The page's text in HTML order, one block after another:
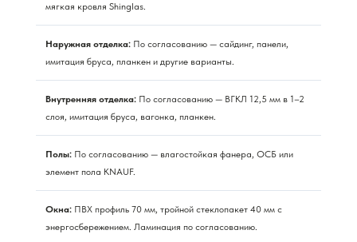
мягкая кровля Shinglas.
Наружная отделка: По согласованию — сайдинг, панели,
имитация бруса, планкен и другие варианты.
Внутренняя отделка: По согласованию — ВГКЛ 12,5 мм в 1–2
слоя, имитация бруса, вагонка, планкен.
Полы: По согласованию — влагостойкая фанера, ОСБ или
элемент пола KNAUF.
Окна: ПВХ профиль 70 мм, тройной стеклопакет 40 мм с
энергосбережением. Ламинация по согласованию.